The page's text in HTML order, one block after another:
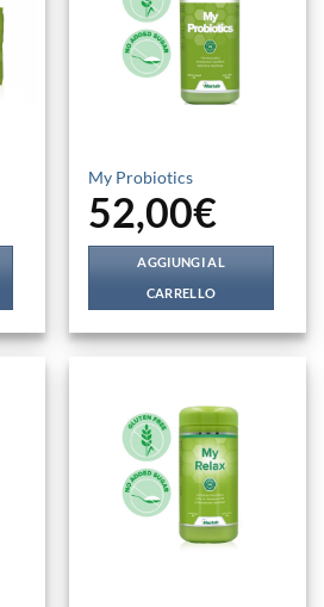
My Probiotics
52,00€
AGGIUNGI AL
CARRELLO